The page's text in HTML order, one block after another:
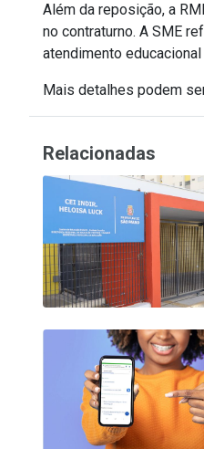
Além da reposição, a
no contraturno. A SME
atendimento educacional
Mais detalhes podem
Relacionadas